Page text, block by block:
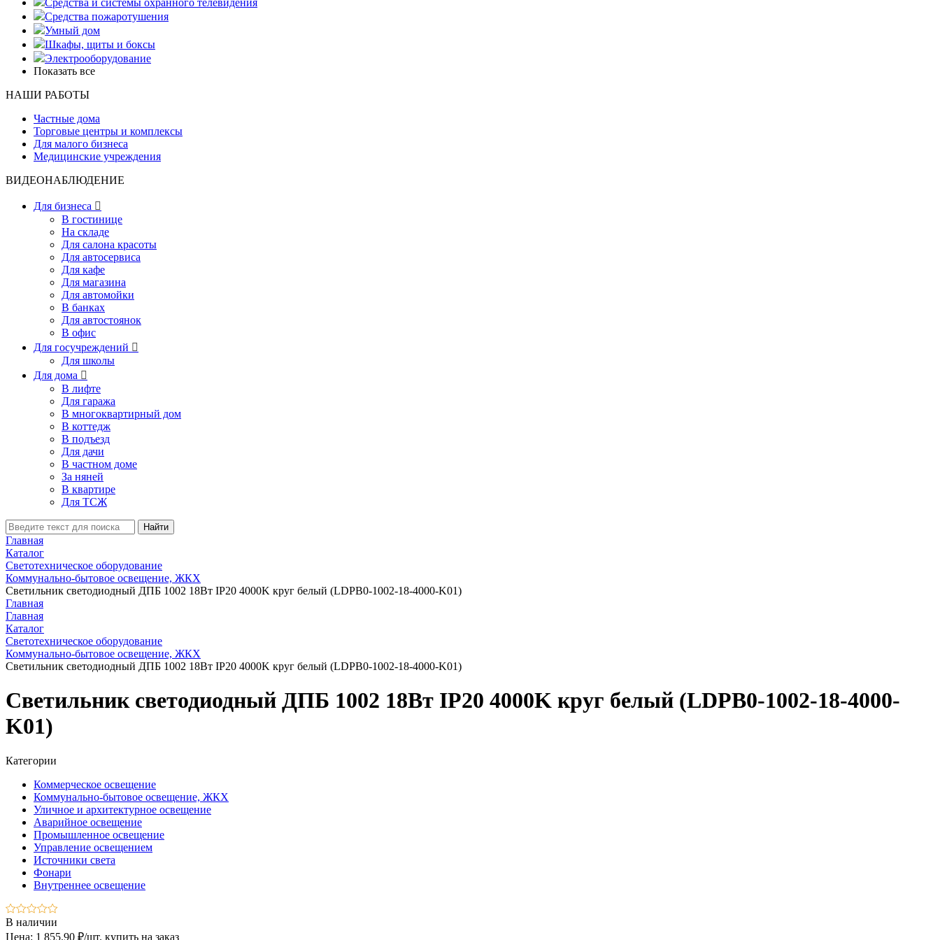
Средства и системы охранного телевидения
Средства пожаротушения
Умный дом
Шкафы, щиты и боксы
Электрооборудование
Показать все
НАШИ РАБОТЫ
Частные дома
Торговые центры и комплексы
Для малого бизнеса
Медицинские учреждения
ВИДЕОНАБЛЮДЕНИЕ
Для бизнеса 
В гостинице
На складе
Для салона красоты
Для автосервиса
Для кафе
Для магазина
Для автомойки
В банках
Для автостоянок
В офис
Для госучреждений 
Для школы
Для дома 
В лифте
Для гаража
В многоквартирный дом
В коттедж
В подъезд
Для дачи
В частном доме
За няней
В квартире
Для ТСЖ
Найти
Главная
Каталог
Светотехническое оборудование
Коммунально-бытовое освещение, ЖКХ
Светильник светодиодный ДПБ 1002 18Вт IP20 4000K круг белый (LDPB0-1002-18-4000-K01)
Главная
Главная
Каталог
Светотехническое оборудование
Коммунально-бытовое освещение, ЖКХ
Светильник светодиодный ДПБ 1002 18Вт IP20 4000K круг белый (LDPB0-1002-18-4000-K01)
Светильник светодиодный ДПБ 1002 18Вт IP20 4000K круг белый (LDPB0-1002-18-4000-
K01)
Категории
Коммерческое освещение
Коммунально-бытовое освещение, ЖКХ
Уличное и архитектурное освещение
Аварийное освещение
Промышленное освещение
Управление освещением
Источники света
Фонари
Внутреннее освещение
В наличии
Цена: 1 855.90 ₽/шт. купить на заказ